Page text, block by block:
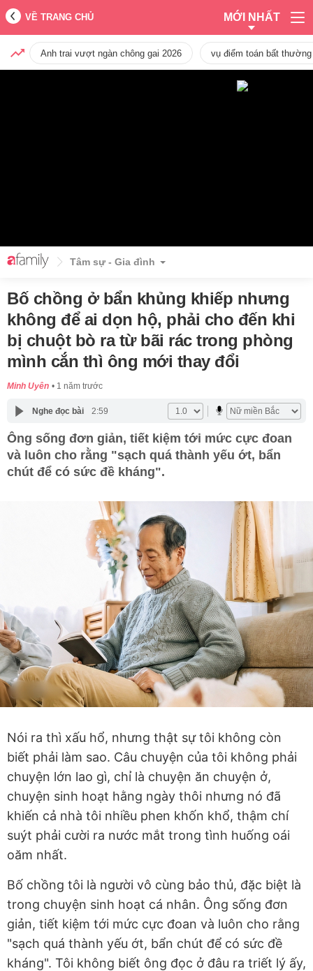
VỀ TRANG CHỦ MỚI NHẤT
Anh trai vượt ngàn chông gai 2026 vụ điểm toán bất
Tâm sự - Gia đình
Bố chồng ở bẩn khủng khiếp nhưng
không để ai dọn hộ, phải cho đến khi
bị chuột bò ra từ bãi rác trong phòng
mình cắn thì ông mới thay đổi
Minh Uyên 1 năm trước
Nghe đọc bài 2:59
Ông sống đơn giản, tiết kiệm tới mức cực đoan
và luôn cho rằng "sạch quá thành yếu ớt, bẩn
chút để có sức đề kháng".
Nói ra thì xấu hổ, nhưng thật sự tôi không còn
biết phải làm sao. Câu chuyện của tôi không phải
chuyện lớn lao gì, chỉ là chuyện ăn chuyện ở,
chuyện sinh hoạt hằng ngày thôi nhưng nó đã
khiến cả nhà tôi nhiều phen khốn khổ, thậm chí
suýt phải cười ra nước mắt trong tình huống oái
oăm nhất.
Bố chồng tôi là người vô cùng bảo thủ, đặc biệt là
trong chuyện sinh hoạt cá nhân. Ông sống đơn
giản, tiết kiệm tới mức cực đoan và luôn cho rằng
"sạch quá thành yếu ớt, bẩn chút để có sức đề
kháng". Tôi không biết ông đọc ở đâu ra triết lý ấy,